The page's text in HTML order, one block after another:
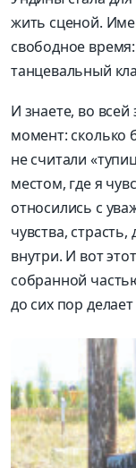
жить сценой.
свободное
танцевальный
И знаете, во
момент: сколько
не считали
местом, где я
относились с
чувства,
внутри. И вот
собранной
до сих пор